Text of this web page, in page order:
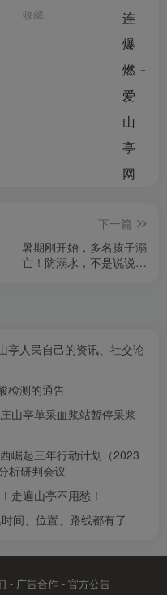
收藏
下一篇
暑期刚开始，多名孩子溺
亡！防溺水，不是说说而
亭人民自己的资讯、社交论
检测的通告
山亭单采血浆站暂停采浆
崛起三年行动计划（2023
析研判会议
走遍山亭不用愁！
间、位置、路线都有了
- 广告合作 - 官方公告